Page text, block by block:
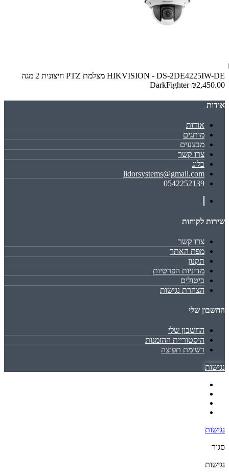
HIKVISION - DS-2DE4225IW-DE מצלמת PTZ חיצונית 2 מגה
DarkFighter ₪2,450.00
אודות
אודות
מותגים
מבצעים
צרו קשר
בלוג
lidorsystems@gmail.com
0542252139
שירות לקוחות
צרו קשר
מפת האתר
תקנון
מדיניות הפרטיות
ביטולים
הצהרת נגישות
החשבון שלי
החשבון שלי
היסטוריית ההזמנות
רשימת תפוצה
נגישות
נגישות
סגור
נגישות